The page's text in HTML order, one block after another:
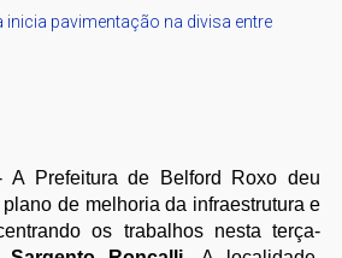
inicia pavimentação na divisa entre
Prefeitura de Belford Roxo deu
de melhoria da infraestrutura e
os trabalhos nesta terça-